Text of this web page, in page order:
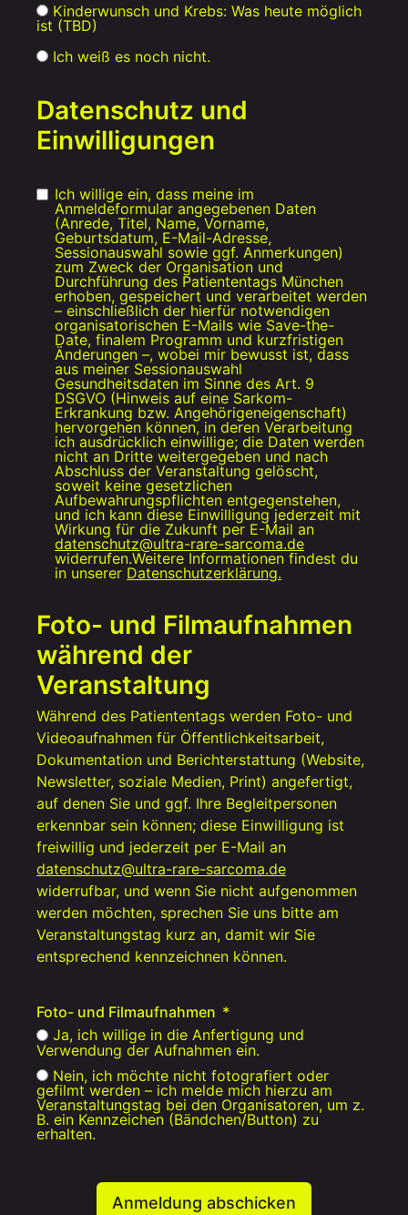
Kinderwunsch und Krebs: Was heute möglich
ist (TBD)
Ich weiß es noch nicht.
Datenschutz und
Einwilligungen
Ich willige ein, dass meine im
Anmeldeformular angegebenen Daten
(Anrede, Titel, Name, Vorname,
Geburtsdatum, E-Mail-Adresse,
Sessionauswahl sowie ggf. Anmerkungen)
zum Zweck der Organisation und
Durchführung des Patiententags München
erhoben, gespeichert und verarbeitet werden
– einschließlich der hierfür notwendigen
organisatorischen E-Mails wie Save-the-
Date, finalem Programm und kurzfristigen
Änderungen –, wobei mir bewusst ist, dass
aus meiner Sessionauswahl
Gesundheitsdaten im Sinne des Art. 9
DSGVO (Hinweis auf eine Sarkom-
Erkrankung bzw. Angehörigeneigenschaft)
hervorgehen können, in deren Verarbeitung
ich ausdrücklich einwillige; die Daten werden
nicht an Dritte weitergegeben und nach
Abschluss der Veranstaltung gelöscht,
soweit keine gesetzlichen
Aufbewahrungspflichten entgegenstehen,
und ich kann diese Einwilligung jederzeit mit
Wirkung für die Zukunft per E-Mail an
datenschutz@ultra-rare-sarcoma.de
widerrufen.Weitere Informationen findest du
in unserer Datenschutzerklärung.
Foto- und Filmaufnahmen
während der
Veranstaltung
Während des Patiententags werden Foto- und
Videoaufnahmen für Öffentlichkeitsarbeit,
Dokumentation und Berichterstattung (Website,
Newsletter, soziale Medien, Print) angefertigt,
auf denen Sie und ggf. Ihre Begleitpersonen
erkennbar sein können; diese Einwilligung ist
freiwillig und jederzeit per E-Mail an
datenschutz@ultra-rare-sarcoma.de
widerrufbar, und wenn Sie nicht aufgenommen
werden möchten, sprechen Sie uns bitte am
Veranstaltungstag kurz an, damit wir Sie
entsprechend kennzeichnen können.
Foto- und Filmaufnahmen
Ja, ich willige in die Anfertigung und
Verwendung der Aufnahmen ein.
Nein, ich möchte nicht fotografiert oder
gefilmt werden – ich melde mich hierzu am
Veranstaltungstag bei den Organisatoren, um z.
B. ein Kennzeichen (Bändchen/Button) zu
erhalten.
Anmeldung abschicken